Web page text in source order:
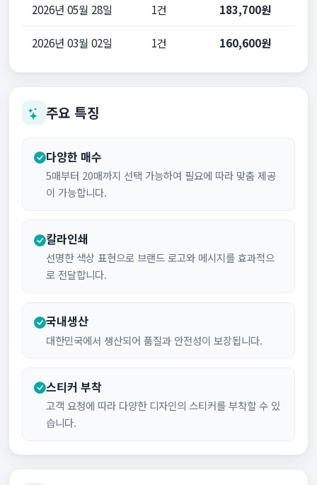
2026년 05월 28일 1건 183,700원
2026년 03월 02일 1건 160,600원
주요 특징
다양한 매수
5매부터 20매까지 선택 가능하여 필요에 따라 맞춤 제공
이 가능합니다.
칼라인쇄
선명한 색상 표현으로 브랜드 로고와 메시지를 효과적으
로 전달합니다.
국내생산
대한민국에서 생산되어 품질과 안전성이 보장됩니다.
스티커 부착
고객 요청에 따라 다양한 디자인의 스티커를 부착할 수 있
습니다.